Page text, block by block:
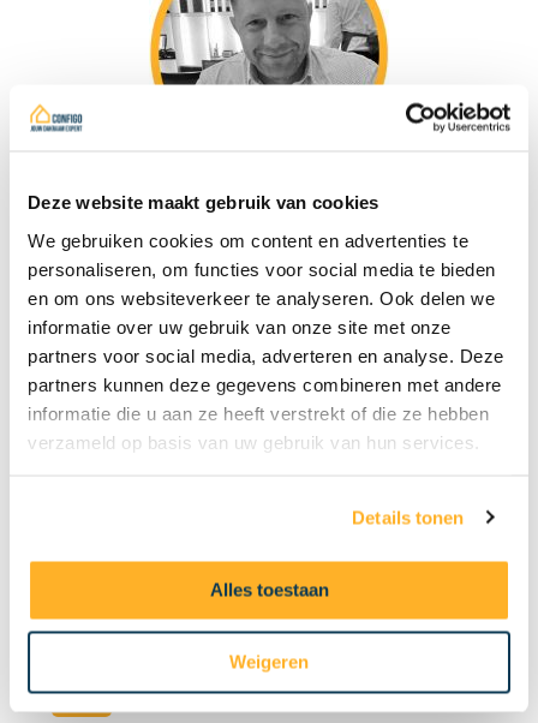
Deze website maakt gebruik van cookies
We gebruiken cookies om content en advertenties te
personaliseren, om functies voor social media te bieden
en om ons websiteverkeer te analyseren. Ook delen we
informatie over uw gebruik van onze site met onze
partners voor social media, adverteren en analyse. Deze
partners kunnen deze gegevens combineren met andere
informatie die u aan ze heeft verstrekt of die ze hebben
verzameld op basis van uw gebruik van hun services.
Details tonen
Alles toestaan
Weigeren
Ontdek wie achter dit advies zit
Johan Vandebuerie is onafhankelijk
dakvensterexpert met meer dan 30
jaar ervaring. Als oprichter van
ConfiGoen zaakvoerder vanDak Plus
helpt hij particulieren en professionals
bij het maken van doordachte keuzes
rond daglicht en dakramen.
Hij is laureaat van de Arbeid – Expert
dakdekkerssector binnen Embuild.